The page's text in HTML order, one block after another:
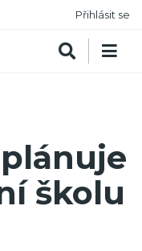
Přihlásit se
školu